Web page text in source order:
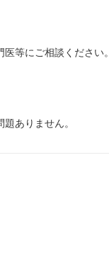
等にご相談ください。
ありません。